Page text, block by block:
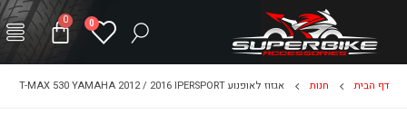
0
0
דף הבית חנות אגזוז לאופנוע T-MAX 530 YAMAHA 2012 / 2016 IPERSPORT